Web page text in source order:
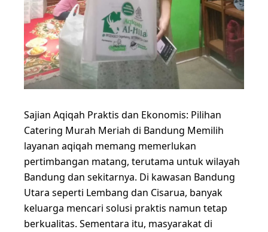
Sajian Aqiqah Praktis dan Ekonomis: Pilihan
Catering Murah Meriah di Bandung Memilih
layanan aqiqah memang memerlukan
pertimbangan matang, terutama untuk wilayah
Bandung dan sekitarnya. Di kawasan Bandung
Utara seperti Lembang dan Cisarua, banyak
keluarga mencari solusi praktis namun tetap
berkualitas. Sementara itu, masyarakat di